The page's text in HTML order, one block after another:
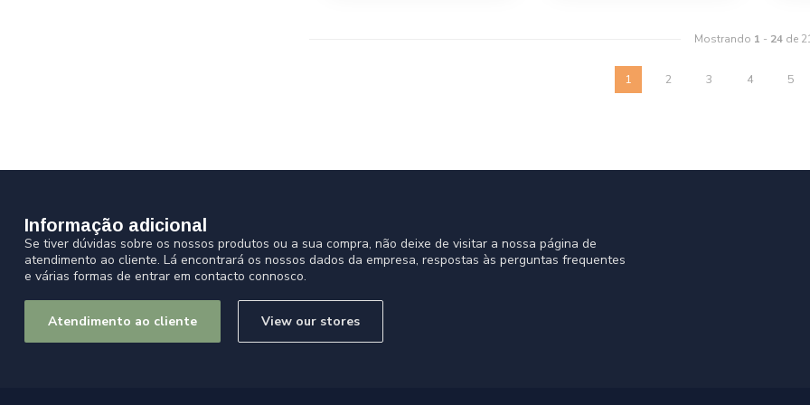
Mostrando 1 - 24de
1 2 3 4 5
Informação adicional
Se tiver dúvidas sobre os nossos produtos ou a sua compra, não deixe de visitar a nossa página de
atendimento ao cliente. Lá encontrará os nossos dados da empresa, respostas às perguntas frequentes
e várias formas de entrar em contacto connosco.
Atendimento ao cliente View our stores